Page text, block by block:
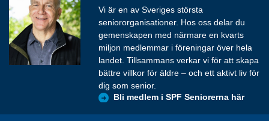
Vi är en av Sveriges största
seniororganisationer. Hos oss delar du
gemenskapen med närmare en kvarts
miljon medlemmar i föreningar över hela
landet. Tillsammans verkar vi för att skapa
bättre villkor för äldre – och ett aktivt liv för
dig som senior.
Bli medlem i SPF Seniorerna här